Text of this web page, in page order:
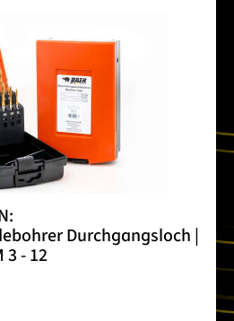
Durchgangsloch |
3 - 12